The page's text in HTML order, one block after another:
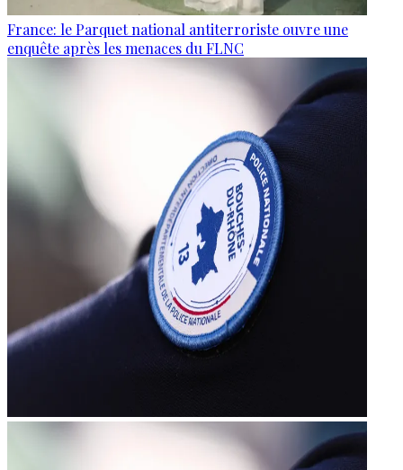
France: le Parquet national antiterroriste ouvre une
enquête après les menaces du FLNC